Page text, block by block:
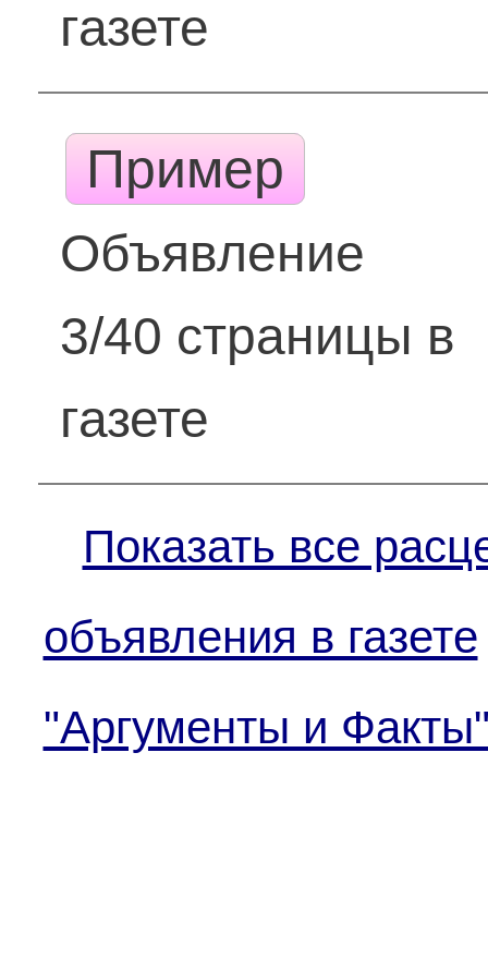
газете
Пример
Объявление
3/40 страницы в
газете
Показать все
объявления в газете
"Аргументы и